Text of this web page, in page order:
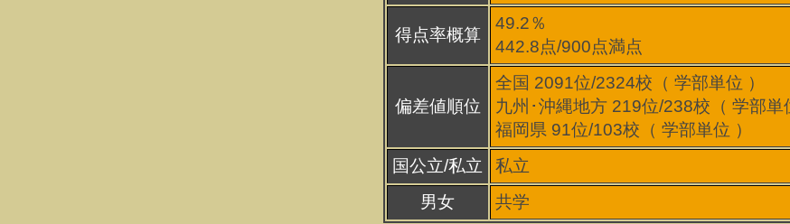
得点率概算
49.2％
442.8点/900点満点
偏差値順位
全国 2091位/2324校（ 学部単位 ）
九州･沖縄地方 219位/238校（ 学部単
福岡県 91位/103校（ 学部単位 ）
国公立/私立
私立
男女
共学